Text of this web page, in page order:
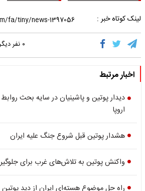
لینک کوتاه خبر :
۰ نفر
اخبار مرتبط
دیدار پوتین و پاشینیان در سایه بحث روابط
اروپا
هشدار پوتین قبل شروع جنگ علیه ایران
واکنش پوتین به تلاش‌های غرب برای
راه حل موضوع هسته‌ای ایران از دید پوتین